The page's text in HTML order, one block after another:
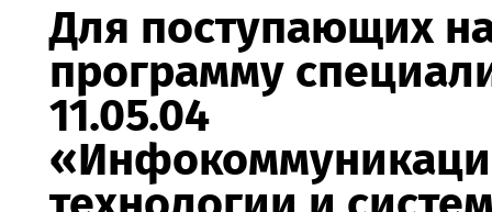
Для поступающих
программу
11.05.04